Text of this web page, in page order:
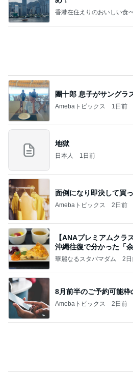
香港在住えりのおいしい食
團十郎 息子がサングラ
Amebaトピックス 1日前
地獄
日本人 1日前
面倒になり即決して買
Amebaトピックス 2日前
【ANAプレミアムク
沖縄往復で分かった「
華麗なるスタバマダム 2日
8月前半のご予約可能枠
Amebaトピックス 2日前